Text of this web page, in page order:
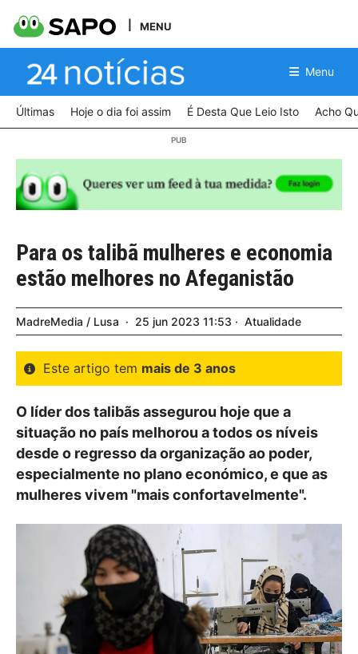
MENU
Menu
Últimas Hoje o dia foi assim É Desta Que Leio Isto Acho
Para os talibã mulheres e economia
estão melhores no Afeganistão
MadreMedia / Lusa 25 jun 2023 11:53 Atualidade
Este artigo tem mais de 3 anos
O líder dos talibãs assegurou hoje que a
situação no país melhorou a todos os níveis
desde o regresso da organização ao poder,
especialmente no plano económico, e que as
mulheres vivem "mais confortavelmente".